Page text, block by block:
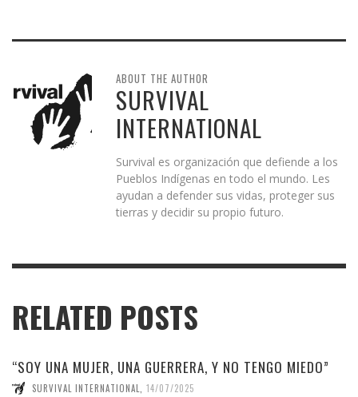
ABOUT THE AUTHOR
SURVIVAL
INTERNATIONAL
Survival es organización que defiende a los
Pueblos Indígenas en todo el mundo. Les
ayudan a defender sus vidas, proteger sus
tierras y decidir su propio futuro.
RELATED POSTS
“SOY UNA MUJER, UNA GUERRERA, Y NO TENGO MIEDO”
SURVIVAL INTERNATIONAL 14/07/2025